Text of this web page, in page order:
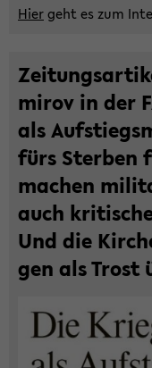
Hiergeht es zum
mi­rov in der
als
fürs Ster­ben
ma­chen
auch
Und die
gen als Trost